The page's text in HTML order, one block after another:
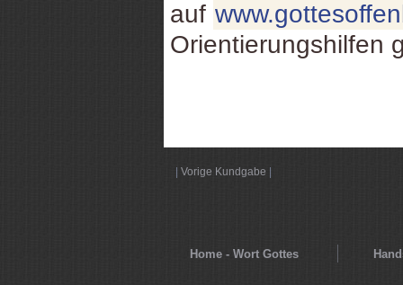
auf
Orientierungshilfen
Vorige Kundgabe
Home - Wort Gottes